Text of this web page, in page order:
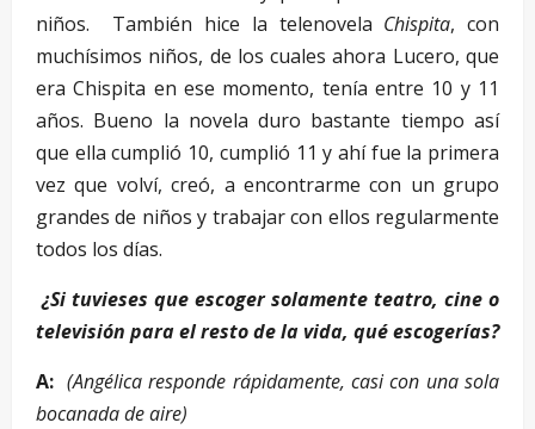
niños. También hice la telenovela Chispita, con
muchísimos niños, de los cuales ahora Lucero, que
era Chispita en ese momento, tenía entre 10 y 11
años. Bueno la novela duro bastante tiempo así
que ella cumplió 10, cumplió 11 y ahí fue la primera
vez que volví, creó, a encontrarme con un grupo
grandes de niños y trabajar con ellos regularmente
todos los días.
¿Si tuvieses que escoger solamente teatro, cine o
televisión para el resto de la vida, qué escogerías?
A: (Angélica responde rápidamente, casi con una sola
bocanada de aire)